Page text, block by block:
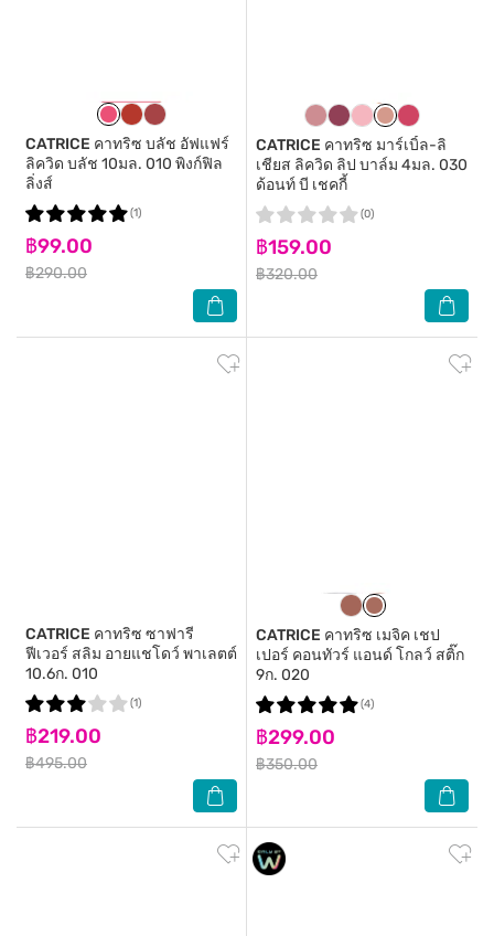
CATRICE คาทริซ บลัช อัฟแฟร์
ลิควิด บลัช 10มล. 010 พิงก์ฟิล
ลิ่งส์
฿99.00
฿290.00
(1)
CATRICE คาทริซ มาร์เบิ้ล-ลิ
เชียส ลิควิด ลิป บาล์ม 4มล. 030
ด้อนท์ บี เชคกี้
฿159.00
฿320.00
(0)
CATRICE คาทริซ ซาฟารี
ฟีเวอร์ สลิม อายแชโดว์ พาเลตต์
10.6ก. 010
฿219.00
฿495.00
(1)
CATRICE คาทริซ เมจิค เชป
เปอร์ คอนทัวร์ แอนด์ โกลว์ สติ๊ก
9ก. 020
฿299.00
฿350.00
(4)